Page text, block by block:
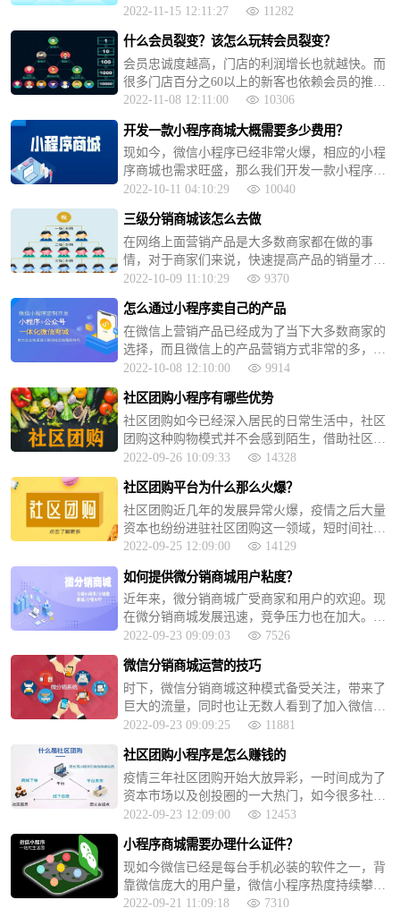
的用户，并且这些用户的活跃度还很高，那么常
2022-11-15 12:11:27 11282
什么会员裂变？该怎么玩转会员裂变？
会员忠诚度越高，门店的利润增长也就越快。而
很多门店百分之60以上的新客也依赖会员的推
荐。对会员的维护和营销裂变，是最简单最有效
员裂变？
2022-11-08 12:11:00 10306
开发一款小程序商城大概需要多少费用？
现如今，微信小程序已经非常火爆，相应的小程
序商城也需求旺盛，那么我们开发一款小程序商
城大概需要多少费用呢？
2022-10-11 04:10:29 10040
三级分销商城该怎么去做
在网络上面营销产品是大多数商家都在做的事
情，对于商家们来说，快速提高产品的销量才是
正事儿。所以不少商家会选择做三级分销商城模
2022-10-09 11:10:29 9370
怎么通过小程序卖自己的产品
在微信上营销产品已经成为了当下大多数商家的
选择，而且微信上的产品营销方式非常的多，不
少商家都想要搭建自己的小程序商城平台，那么
2022-10-08 12:10:00 9914
社区团购小程序有哪些优势
社区团购如今已经深入居民的日常生活中，社区
团购这种购物模式并不会感到陌生，借助社区来
打造营销渠道是一个非常不错的选择，因此社区
购小程序的优势有哪些呢?
2022-09-26 10:09:33 14328
社区团购平台为什么那么火爆？
社区团购近几年的发展异常火爆，疫情之后大量
资本也纷纷进驻社区团购这一领域，短时间社区
团购的赛道变得异常拥挤。那为何社区团购如此
2022-09-25 12:09:00 14129
如何提供微分销商城用户粘度？
近年来，微分销商城广受商家和用户的欢迎。现
在微分销商城发展迅速，竞争压力也在加大。许
多后来开始经营微分销商城的商家很难获得固定
忠粉，提高用户粘度呢？
2022-09-23 09:09:03 7526
微信分销商城运营的技巧
时下，微信分销商城这种模式备受关注，带来了
巨大的流量，同时也让无数人看到了加入微信分
销商城的商机。微信分销商城平台也越来越多，
2022-09-23 09:09:25 11881
社区团购小程序是怎么赚钱的
疫情三年社区团购开始大放异彩，一时间成为了
资本市场以及创投圈的一大热门，如今很多社区
团购小程序的日流水从几十万至几百万不等，由
引了大批新手创业者的加入，那么社区团购小程
序的赚钱方式有哪些呢?
2022-09-23 12:09:00 12453
小程序商城需要办理什么证件？
现如今微信已经是每台手机必装的软件之一，背
靠微信庞大的用户量，微信小程序热度持续攀升,
使用人数越来越多,市场空间巨大。那么搭建微信
2022-09-21 11:09:18 7310